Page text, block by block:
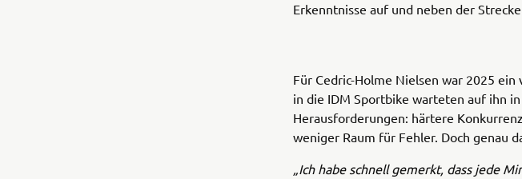
Erkenntnisse auf und neben der
Für Cedric-Holme Nielsen war 2025
in die IDM Sportbike warteten auf ihn
Herausforderungen: härtere
weniger Raum für Fehler. Doch genau
„Ich habe schnell gemerkt, dass jede